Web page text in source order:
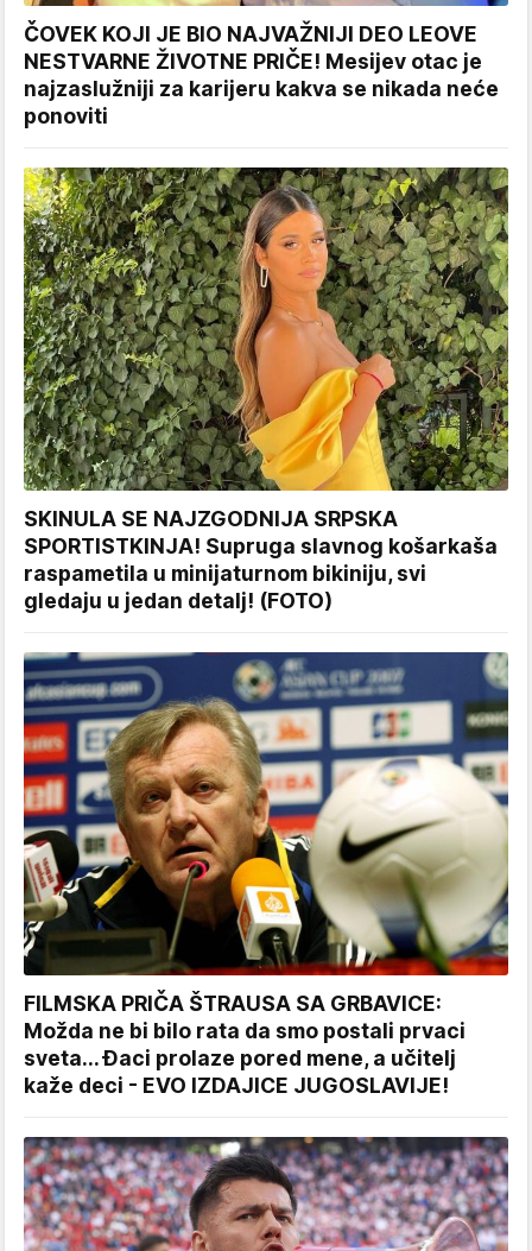
ČOVEK KOJI JE BIO NAJVAŽNIJI DEO LEOVE
NESTVARNE ŽIVOTNE PRIČE! Mesijev otac je
najzaslužniji za karijeru kakva se nikada neće
ponoviti
SKINULA SE NAJZGODNIJA SRPSKA
SPORTISTKINJA! Supruga slavnog košarkaša
raspametila u minijaturnom bikiniju, svi
gledaju u jedan detalj! (FOTO)
FILMSKA PRIČA ŠTRAUSA SA GRBAVICE:
Možda ne bi bilo rata da smo postali prvaci
sveta... Đaci prolaze pored mene, a učitelj
kaže deci - EVO IZDAJICE JUGOSLAVIJE!